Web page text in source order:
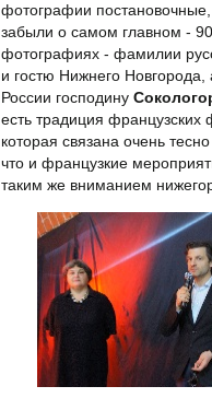
фотографии
забыли о самом главном -
фотографиях - фамилии
и гостю Нижнего Новгорода,
России господину
есть традиция французских
которая связана очень
что и французкие
таким же вниманием